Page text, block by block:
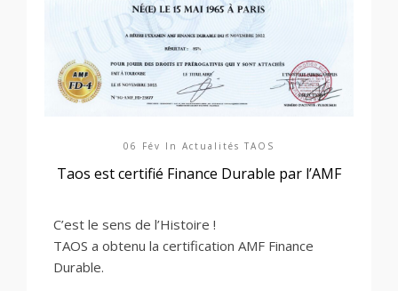
06 Fév In Actualités TAOS
Taos est certifié Finance Durable par l’AMF
C’est le sens de l’Histoire !
TAOS a obtenu la certification AMF Finance
Durable.